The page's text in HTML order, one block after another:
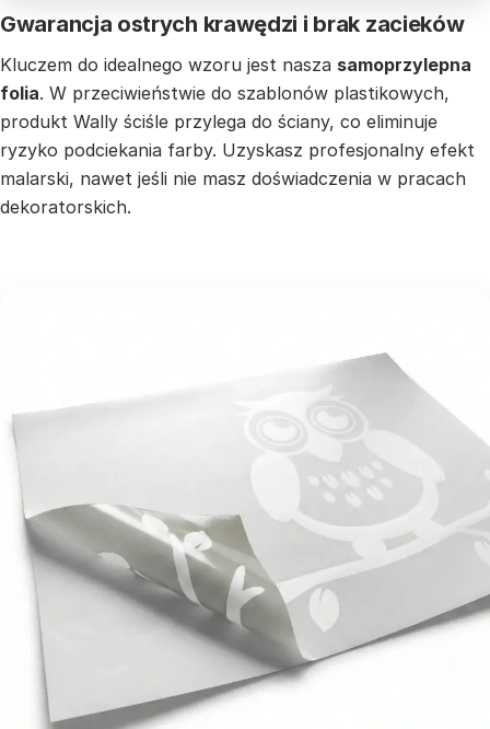
Gwarancja ostrych krawędzi i brak zacieków
Kluczem do idealnego wzoru jest nasza samoprzylepna
folia. W przeciwieństwie do szablonów plastikowych,
produkt Wally ściśle przylega do ściany, co eliminuje
ryzyko podciekania farby. Uzyskasz profesjonalny efekt
malarski, nawet jeśli nie masz doświadczenia w pracach
dekoratorskich.